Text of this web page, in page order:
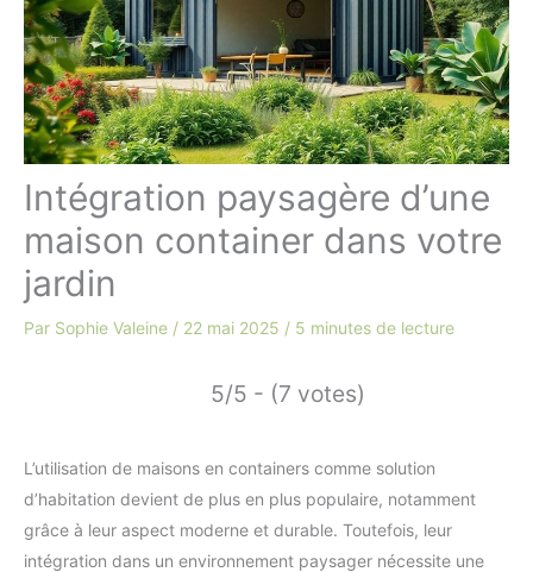
Intégration paysagère d’une
maison container dans votre
jardin
Par Sophie Valeine / 22 mai 2025 / 5 minutes de lecture
5/5 - (7 votes)
L’utilisation de maisons en containers comme solution
d’habitation devient de plus en plus populaire, notamment
grâce à leur aspect moderne et durable. Toutefois, leur
intégration dans un environnement paysager nécessite une
r